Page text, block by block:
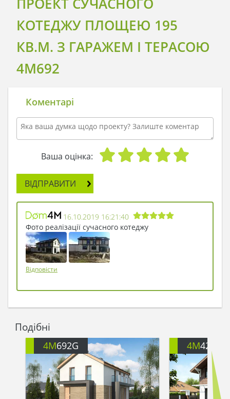
КОТЕДЖУ ПЛОЩЕЮ 195
КВ.М. З ГАРАЖЕМ І ТЕРАСОЮ
4M692
Коментарі
Ваша оцінка:
ВІДПРАВИТИ
16.10.2019 16:21:40
Фото реалізації сучасного котеджу
Відповісти
Подібні
4M692G 4M426